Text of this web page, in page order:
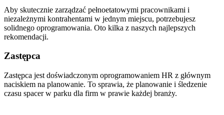
Aby skutecznie zarządzać pełnoetatowymi pracownikami i
niezależnymi kontrahentami w jednym miejscu, potrzebujesz
solidnego oprogramowania. Oto kilka z naszych najlepszych
rekomendacji.
Zastępca
Zastępca jest doświadczonym oprogramowaniem HR z głównym
naciskiem na planowanie. To sprawia, że planowanie i śledzenie
czasu spacer w parku dla firm w prawie każdej branży.